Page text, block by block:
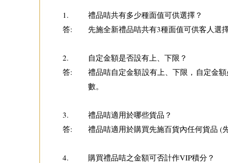
1.
禮品咭共有多少種面值可供選擇？
答:
先施全新禮品咭共有3種面值可供客人選
2.
自定金額是否設有上、下限？
答:
禮品咭自定金額設有上、下限，自定金
數。
3.
禮品咭適用於哪些貨品？
答:
禮品咭適用於購買先施百貨內任何貨品 (
4.
購買禮品咭之金額可否計作VIP積分？